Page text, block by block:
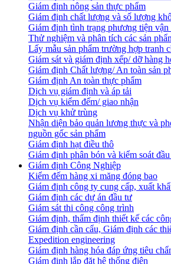
Giám định nông sản thực phẩm
Giám định chất lượng và số lượng
Giám định tình trạng phương tiện vận
Thử nghiệm và phân tích các sản
Lấy mẫu sản phẩm trường hợp tranh
Giám sát và giám định xếp/ dỡ hàng
Giám định Chất lượng/ An toàn sản
Giám định An toàn thực phẩm
Dịch vụ giám định và áp tải
Dịch vụ kiểm đếm/ giao nhận
Dịch vụ khử trùng
Nhận diện bảo quản lương thực và
nguồn gốc sản phẩm
Giám định hạt điều thô
Giám định phân bón và kiểm soát
Giám định Công Nghiệp
Kiểm đếm hàng xi măng đóng bao
Giám định công ty cung cấp, xuất
Giám định các dự án đầu tư
Giám sát thi công công trình
Giám định, thẩm định thiết kế các
Giám định cần cẩu, Giám định các
Expedition engineering
Giám định hàng hóa đáp ứng tiêu
Giám định lắp đặt hệ thống điện